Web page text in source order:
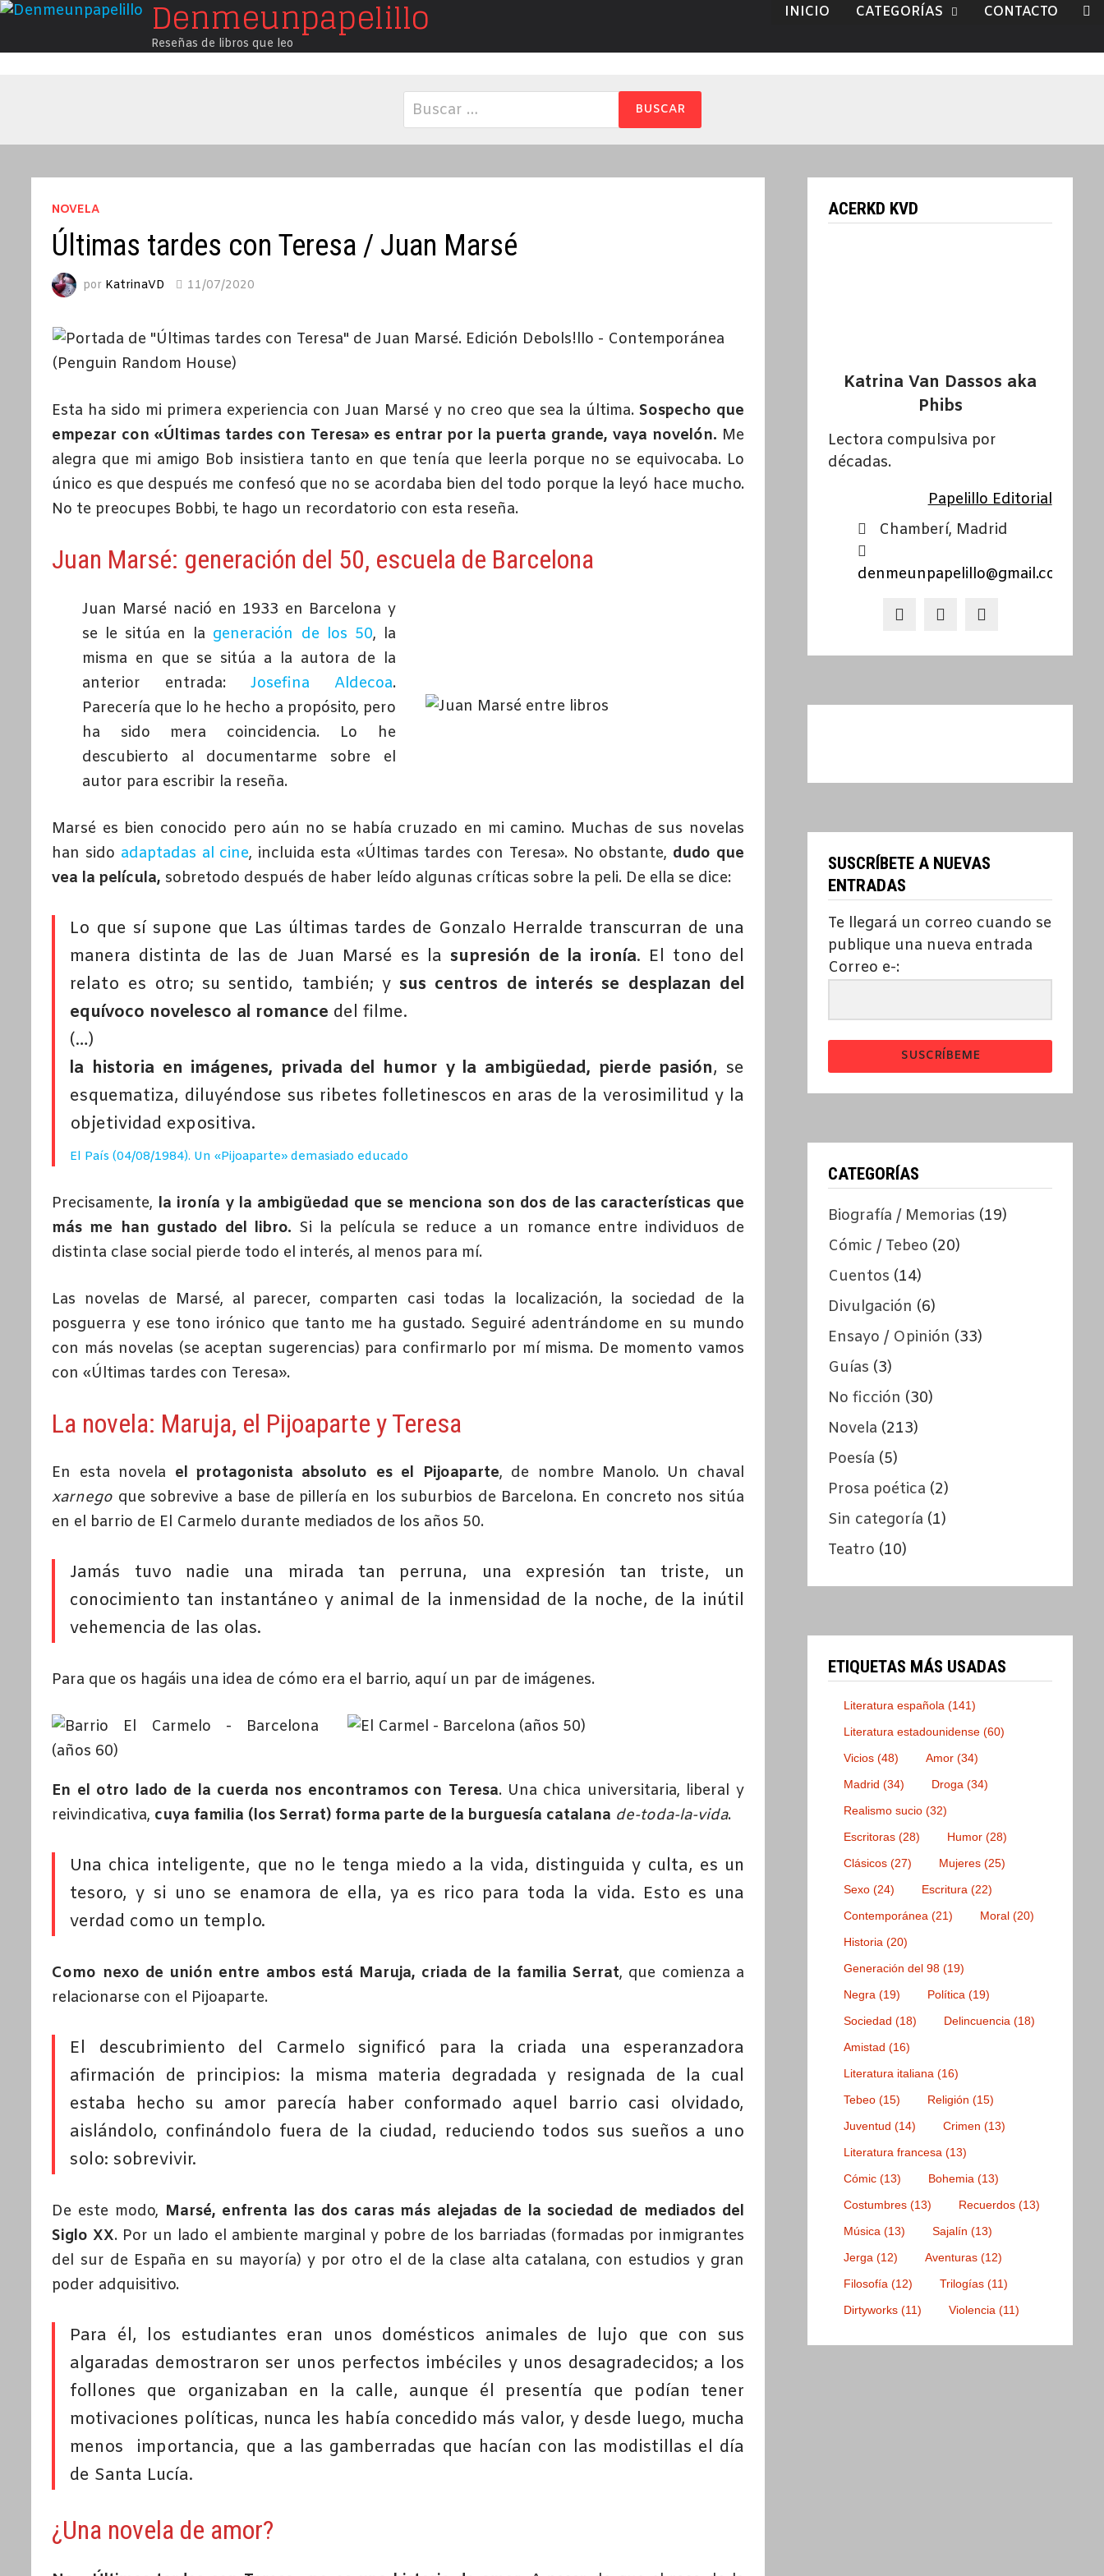
Saltar
contenido
Denmeunpapelillo
Reseñas de libros que leo
INICIO CATEGORÍAS CONTACTO
Buscar:
NOVELA
Últimas tardes con Teresa / Juan Marsé
por KatrinaVD 11/07/2020
Esta ha sido mi primera experiencia con Juan Marsé y no creo que sea la última. Sospecho que
empezar con «Últimas tardes con Teresa» es entrar por la puerta grande, vaya novelón. Me
alegra que mi amigo Bob insistiera tanto en que tenía que leerla porque no se equivocaba. Lo
único es que después me confesó que no se acordaba bien del todo porque la leyó hace mucho.
No te preocupes Bobbi, te hago un recordatorio con esta reseña.
Juan Marsé: generación del 50, escuela de Barcelona
Juan Marsé nació en 1933 en Barcelona y
se le sitúa en la generación de los 50, la
misma en que se sitúa a la autora de la
anterior entrada: Josefina Aldecoa.
Parecería que lo he hecho a propósito, pero
ha sido mera coincidencia. Lo he
descubierto al documentarme sobre el
autor para escribir la reseña.
Marsé es bien conocido pero aún no se había cruzado en mi camino. Muchas de sus novelas
han sido adaptadas al cine, incluida esta «Últimas tardes con Teresa». No obstante, dudo que
vea la película, sobretodo después de haber leído algunas críticas sobre la peli. De ella se dice:
Lo que sí supone que Las últimas tardes de Gonzalo Herralde transcurran de una
manera distinta de las de Juan Marsé es la supresión de la ironía. El tono del
relato es otro; su sentido, también; y sus centros de interés se desplazan del
equívoco novelesco al romance del filme.
(…)
la historia en imágenes, privada del humor y la ambigüedad, pierde pasión, se
esquematiza, diluyéndose sus ribetes folletinescos en aras de la verosimilitud y la
objetividad expositiva.
El País (04/08/1984). Un «Pijoaparte» demasiado educado
Precisamente, la ironía y la ambigüedad que se menciona son dos de las características que
más me han gustado del libro. Si la película se reduce a un romance entre individuos de
distinta clase social pierde todo el interés, al menos para mí.
Las novelas de Marsé, al parecer, comparten casi todas la localización, la sociedad de la
posguerra y ese tono irónico que tanto me ha gustado. Seguiré adentrándome en su mundo
con más novelas (se aceptan sugerencias) para confirmarlo por mí misma. De momento vamos
con «Últimas tardes con Teresa».
La novela: Maruja, el Pijoaparte y Teresa
En esta novela el protagonista absoluto es el Pijoaparte, de nombre Manolo. Un chaval
xarnego que sobrevive a base de pillería en los suburbios de Barcelona. En concreto nos sitúa
en el barrio de El Carmelo durante mediados de los años 50.
Jamás tuvo nadie una mirada tan perruna, una expresión tan triste, un
conocimiento tan instantáneo y animal de la inmensidad de la noche, de la inútil
vehemencia de las olas.
Para que os hagáis una idea de cómo era el barrio, aquí un par de imágenes.
En el otro lado de la cuerda nos encontramos con Teresa. Una chica universitaria, liberal y
reivindicativa, cuya familia (los Serrat) forma parte de la burguesía catalana de-toda-la-vida.
Una chica inteligente, que no le tenga miedo a la vida, distinguida y culta, es un
tesoro, y si uno se enamora de ella, ya es rico para toda la vida. Esto es una
verdad como un templo.
Como nexo de unión entre ambos está Maruja, criada de la familia Serrat, que comienza a
relacionarse con el Pijoaparte.
El descubrimiento del Carmelo significó para la criada una esperanzadora
afirmación de principios: la misma materia degradada y resignada de la cual
estaba hecho su amor parecía haber conformado aquel barrio casi olvidado,
aislándolo, confinándolo fuera de la ciudad, reduciendo todos sus sueños a uno
solo: sobrevivir.
De este modo, Marsé, enfrenta las dos caras más alejadas de la sociedad de mediados del
Siglo XX. Por un lado el ambiente marginal y pobre de los barriadas (formadas por inmigrantes
del sur de España en su mayoría) y por otro el de la clase alta catalana, con estudios y gran
poder adquisitivo.
Para él, los estudiantes eran unos domésticos animales de lujo que con sus
algaradas demostraron ser unos perfectos imbéciles y unos desagradecidos; a los
follones que organizaban en la calle, aunque él presentía que podían tener
motivaciones políticas, nunca les había concedido más valor, y desde luego, mucha
menos importancia, que a las gamberradas que hacían con las modistillas el día
de Santa Lucía.
¿Una novela de amor?
ACERKD KVD
Katrina Van Dassos aka
Phibs
Lectora compulsiva por
décadas.
Papelillo Editorial
Chamberí, Madrid
denmeunpapelillo@gmail.com
SUSCRÍBETE A NUEVAS
ENTRADAS
Te llegará un correo cuando se
publique una nueva entrada
Correo e-:
SUSCRÍBEME
CATEGORÍAS
Biografía / Memorias (19)
Cómic / Tebeo (20)
Cuentos (14)
Divulgación (6)
Ensayo / Opinión (33)
Guías (3)
No ficción (30)
Novela (213)
Poesía (5)
Prosa poética (2)
Sin categoría (1)
Teatro (10)
ETIQUETAS MÁS USADAS
Literatura española (141)
Literatura estadounidense (60)
Vicios (48) Amor (34)
Madrid (34) Droga (34)
Realismo sucio (32)
Escritoras (28) Humor (28)
Clásicos (27) Mujeres (25)
Sexo (24) Escritura (22)
Contemporánea (21) Moral (20)
Historia (20)
Generación del 98 (19)
Negra (19) Política (19)
Sociedad (18) Delincuencia (18)
Amistad (16)
Literatura italiana (16)
Tebeo (15) Religión (15)
Juventud (14) Crimen (13)
Literatura francesa (13)
Cómic (13) Bohemia (13)
Costumbres (13) Recuerdos (13)
Música (13) Sajalín (13)
Jerga (12) Aventuras (12)
Filosofía (12) Trilogías (11)
Dirtyworks (11) Violencia (11)